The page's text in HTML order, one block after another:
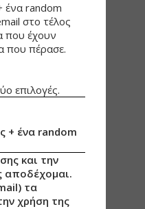
ένα random
στο τέλος
που έχουν
που πέρασε.
επιλογές.
+ ένα random
και την
αποδέχομαι.
τα
χρήση της